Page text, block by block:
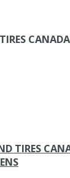
TIRES